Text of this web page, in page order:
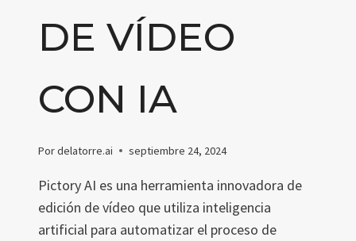
DE VÍDEO
CON IA
Pordelatorre.ai septiembre 24, 2024
Pictory AI es una herramienta innovadora de
edición de vídeo que utiliza inteligencia
artificial para automatizar el proceso de